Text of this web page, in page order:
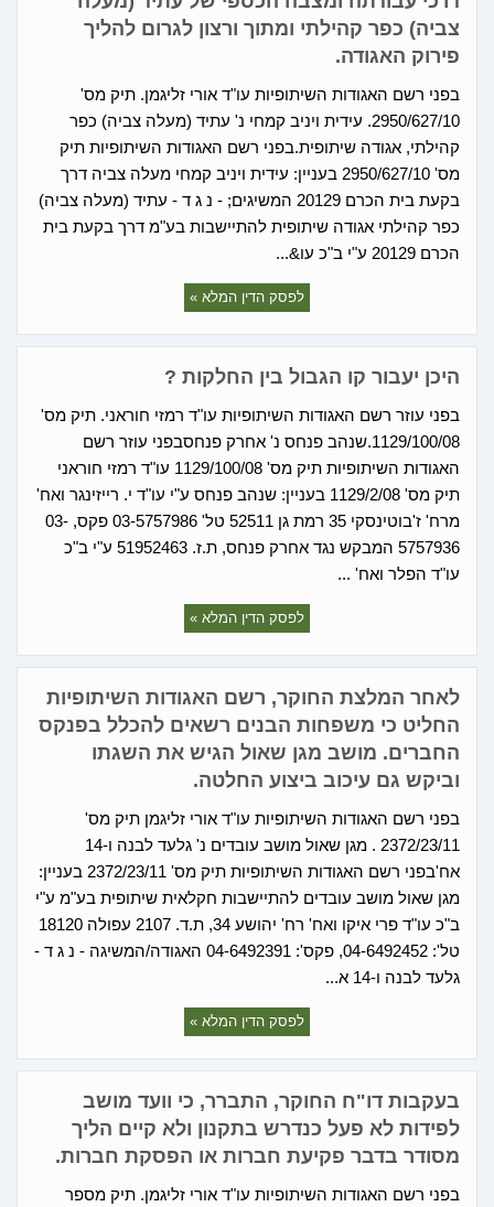
צביה) כפר קהילתי ומתוך ורצון לגרום להליך
פירוק האגודה.
בפני רשם האגודות השיתופיות עו"ד אורי זליגמן. תיק מס'
2950/627/10. עידית ויניב קמחי נ' עתיד (מעלה צביה) כפר
קהילתי, אגודה שיתופית.בפני רשם האגודות השיתופיות תיק
מס' 2950/627/10 בעניין: עידית ויניב קמחי מעלה צביה דרך
בקעת בית הכרם 20129 המשיגים; - נ ג ד - עתיד (מעלה צביה)
כפר קהילתי אגודה שיתופית להתיישבות בע"מ דרך בקעת בית
הכרם 20129 ע"י ב"כ עו&...
לפסק הדין המלא »
היכן יעבור קו הגבול בין החלקות ?
בפני עוזר רשם האגודות השיתופיות עו"ד רמזי חוראני. תיק מס'
1129/100/08.שנהב פנחס נ' אחרק פנחסבפני עוזר רשם
האגודות השיתופיות תיק מס' 1129/100/08 עו"ד רמזי חוראני
תיק מס' 1129/2/08 בעניין: שנהב פנחס ע"י עו"ד י. רייזינגר ואח'
מרח' ז'בוטינסקי 35 רמת גן 52511 טל' 03-5757986 פקס, 03-
5757936 המבקש נגד אחרק פנחס, ת.ז. 51952463 ע"י ב"כ
עו"ד הפלר ואח' ...
לפסק הדין המלא »
לאחר המלצת החוקר, רשם האגודות השיתופיות
החליט כי משפחות הבנים רשאים להכלל בפנקס
החברים. מושב מגן שאול הגיש את השגתו
וביקש גם עיכוב ביצוע החלטה.
בפני רשם האגודות השיתופיות עו"ד אורי זליגמן תיק מס'
2372/23/11 . מגן שאול מושב עובדים נ' גלעד לבנה ו-14
אח'בפני רשם האגודות השיתופיות תיק מס' 2372/23/11 בעניין:
מגן שאול מושב עובדים להתיישבות חקלאית שיתופית בע"מ ע"י
ב"כ עו"ד פרי איקו ואח' רח' יהושע 34, ת.ד. 2107 עפולה 18120
טל': 04-6492452, פקס': 04-6492391 האגודה/המשיגה - נ ג ד -
גלעד לבנה ו-14 א...
לפסק הדין המלא »
בעקבות דו"ח החוקר, התברר, כי וועד מושב
לפידות לא פעל כנדרש בתקנון ולא קיים הליך
מסודר בדבר פקיעת חברות או הפסקת חברות.
בפני רשם האגודות השיתופיות עו"ד אורי זליגמן. תיק מספר